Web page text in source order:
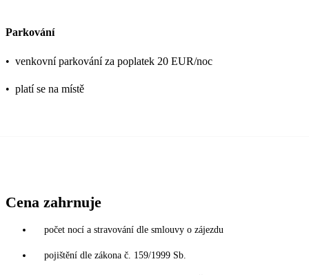
Parkování
• venkovní parkování za poplatek 20 EUR/noc
• platí se na místě
Cena zahrnuje
počet nocí a stravování dle smlouvy o zájezdu
pojištění dle zákona č. 159/1999 Sb.